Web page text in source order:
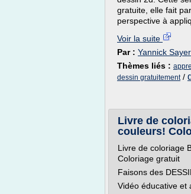
gratuite, elle fait
perspective à
Voir la suite
Par : Yannick Sayer
Thèmes liés :
dessin gratuitement/
Livre de
couleurs!
Livre de coloriage
Coloriage gratuit
Faisons des
Vidéo éducative et